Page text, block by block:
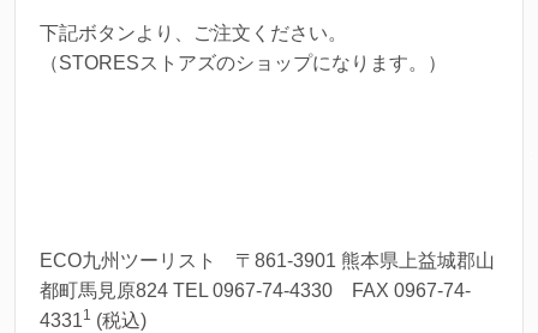
下記ボタンより、ご注文ください。
（STORESストアズのショップになります。）
ECO九州ツーリスト 〒861-3901 熊本県上益城郡山
都町馬見原824 TEL 0967-74-4330 FAX 0967-74-
43311 (税込)